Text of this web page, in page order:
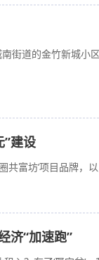
街道的金竹新城
”建设
共富坊’项目品牌，
济“加速跑”